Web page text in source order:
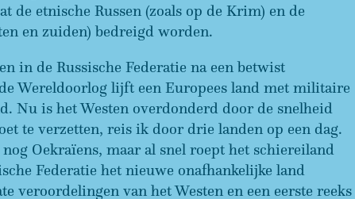
de etnische Russen (zoals op de Krim) en de
en zuiden) bedreigd worden.
in de Russische Federatie na een betwist
Wereldoorlog lijft een Europees land met militaire
Nu is het Westen overdonderd door de snelheid
te verzetten, reis ik door drie landen op een dag.
Oekraïens, maar al snel roept het schiereiland
Federatie het nieuwe onafhankelijke land
veroordelingen van het Westen en een eerste reeks